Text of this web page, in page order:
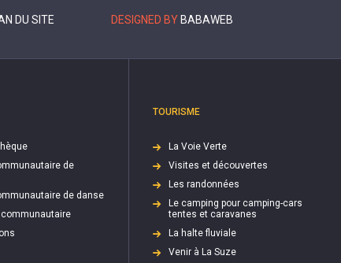
DU SITE DESIGNED BY BABAWEB
de
de danse
communautaire
TOURISME
La Voie Verte
Visites et découvertes
Les randonnées
Le camping pour camping-cars
tentes et caravanes
La halte fluviale
Venir à La Suze